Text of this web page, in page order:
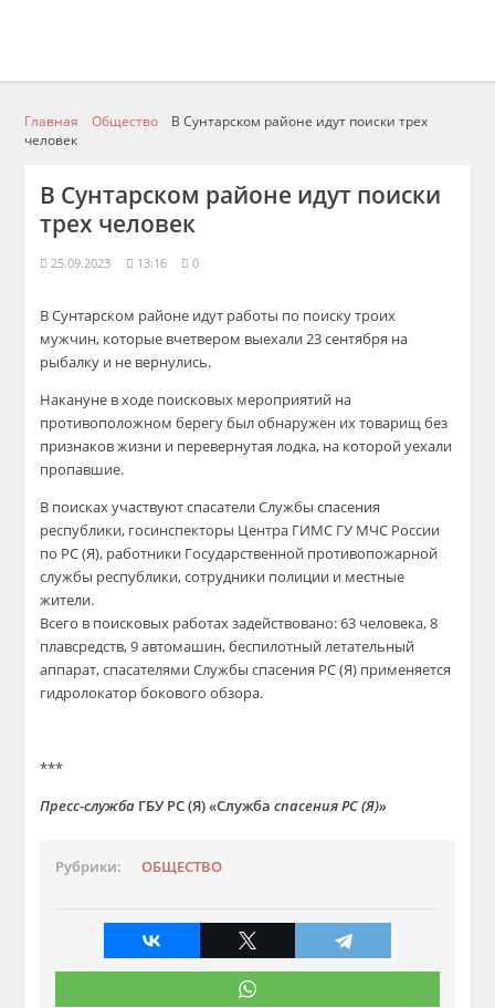
Главная Общество
В Сунтарском районе идут поиски трех
человек
В Сунтарском районе идут поиски
трех человек
25.09.2023 13:16 0
В Сунтарском районе идут работы по поиску троих
мужчин, которые вчетвером выехали 23 сентября на
рыбалку и не вернулись.
Накануне в ходе поисковых мероприятий на
противоположном берегу был обнаружен их товарищ без
признаков жизни и перевернутая лодка, на которой уехали
пропавшие.
В поисках участвуют спасатели Службы спасения
республики, госинспекторы Центра ГИМС ГУ МЧС России
по РС (Я), работники Государственной противопожарной
службы республики, сотрудники полиции и местные
жители.
Всего в поисковых работах задействовано: 63 человека, 8
плавсредств, 9 автомашин, беспилотный летательный
аппарат, спасателями Службы спасения РС (Я) применяется
гидролокатор бокового обзора.
***
Пресс-служба ГБУ РС (Я) «Службаспасения РС (Я)»
Рубрики: ОБЩЕСТВО